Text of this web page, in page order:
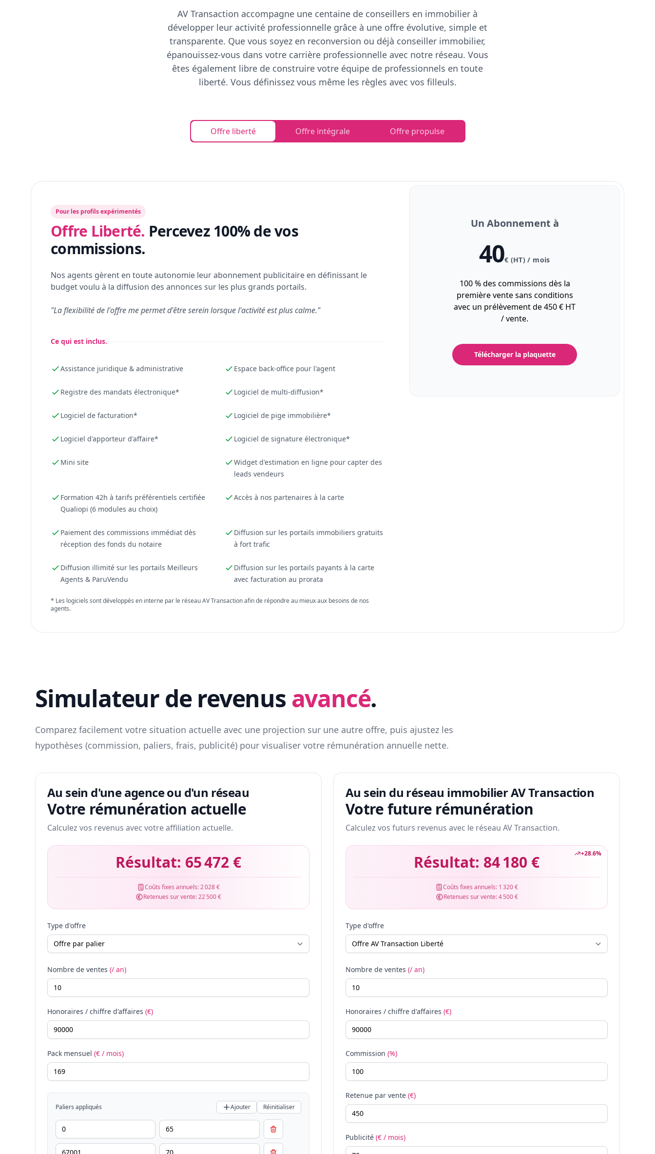
AV Transaction accompagne une centaine de conseillers en immobilier à
développer leur activité professionnelle grâce à une offre évolutive, simple et
transparente. Que vous soyez en reconversion ou déjà conseiller immobilier,
épanouissez-vous dans votre carrière professionnelle avec notre réseau. Vous
êtes également libre de construire votre équipe de professionnels en toute
liberté. Vous définissez vous même les règles avec vos filleuls.
Offre liberté Offre intégrale Offre propulse
Pour les profils expérimentés
Offre Liberté. Percevez 100% de vos
commissions.
Nos agents gèrent en toute autonomie leur abonnement publicitaire en définissant le
budget voulu à la diffusion des annonces sur les plus grands portails.
"La flexibilité de l'offre me permet d'être serein lorsque l'activité est plus calme."
Ce qui est inclus.
Assistance juridique & administrative Espace back-office pour l'agent
Registre des mandats électronique* Logiciel de multi-diffusion*
Logiciel de facturation* Logiciel de pige immobilière*
Logiciel d'apporteur d'affaire* Logiciel de signature électronique*
Mini site
Widget d'estimation en ligne pour capter des
leads vendeurs
Formation 42h à tarifs préférentiels certifiée
Qualiopi (6 modules au choix)
Accès à nos partenaires à la carte
Paiement des commissions immédiat dès
réception des fonds du notaire
Diffusion sur les portails immobiliers gratuits
à fort trafic
Diffusion illimité sur les portails Meilleurs
Agents & ParuVendu
Diffusion sur les portails payants à la carte
avec facturation au prorata
* Les logiciels sont développés en interne par le réseau AV Transaction afin de répondre au mieux aux besoins de nos
agents.
Un Abonnement à
40€ (HT) / mois
100 % des commissions dès la
première vente sans conditions
avec un prélèvement de 450 € HT
/ vente.
Télécharger la plaquette
Simulateur de revenus avancé.
Comparez facilement votre situation actuelle avec une projection sur une autre offre, puis ajustez les
hypothèses (commission, paliers, frais, publicité) pour visualiser votre rémunération annuelle nette.
Au sein d'une agence ou d'un réseau
Votre rémunération actuelle
Calculez vos revenus avec votre affiliation actuelle.
Résultat: 65 472 €
Coûts fixes annuels:2 028 €
Retenues sur vente:22 500 €
Type d'offre
Nombre de ventes (/ an)
Honoraires / chiffre d'affaires (€)
Pack mensuel (€ / mois)
Paliers appliqués Ajouter Réinitialiser
Au sein du réseau immobilier AV Transaction
Votre future rémunération
Calculez vos futurs revenus avec le réseau AV Transaction.
+28.6%
Résultat: 84 180 €
Coûts fixes annuels: 1 320 €
Retenues sur vente:4 500 €
Type d'offre
Nombre de ventes (/ an)
Honoraires / chiffre d'affaires (€)
Commission (%)
Retenue par vente (€)
Publicité (€ / mois)